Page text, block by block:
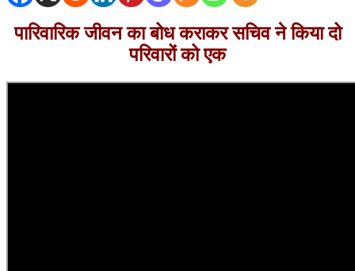
पारिवारिक जीवन का बोध कराकर सचिव ने किया दो
परिवारों को एक